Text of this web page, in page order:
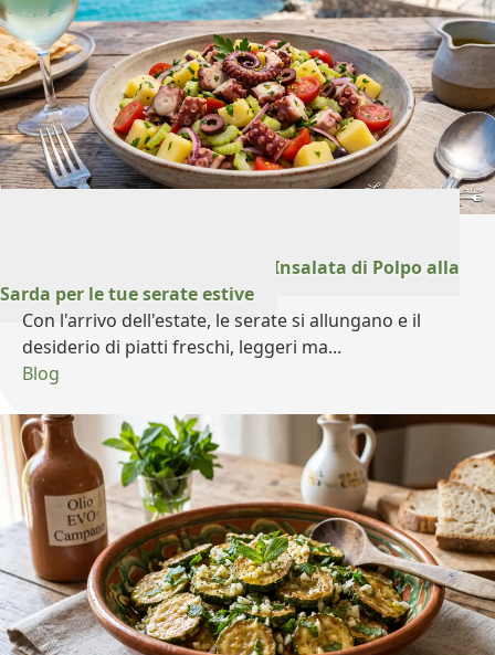
Un tuffo nel Mediterraneo: l'Insalata di Polpo alla
Sarda per le tue serate estive
Con l'arrivo dell'estate, le serate si allungano e il
desiderio di piatti freschi, leggeri ma...
Blog